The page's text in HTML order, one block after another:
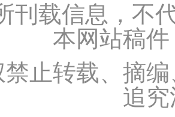
刊载信息，不
本网站稿
禁止转载、摘
追